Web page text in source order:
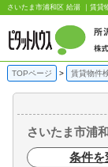
さいたま市浦和区 給湯 ｜賃貸
TOPページ 賃貸物件
さいたま市浦
条件を